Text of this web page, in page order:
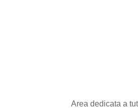
Area dedicata a